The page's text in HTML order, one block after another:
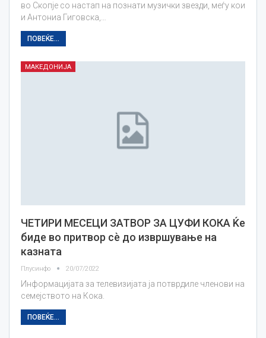
во Скопје со настап на познати музички звезди, меѓу кои
и Антониа Гиговска,…
ПОВЕЌЕ...
МАКЕДОНИЈА
ЧЕТИРИ МЕСЕЦИ ЗАТВОР ЗА ЦУФИ КОКА Ќе
биде во притвор сѐ до извршување на
казната
Плусинфо 20/07/2022
Информацијата за телевизијата ја потврдиле членови на
семејството на Кока.
ПОВЕЌЕ...